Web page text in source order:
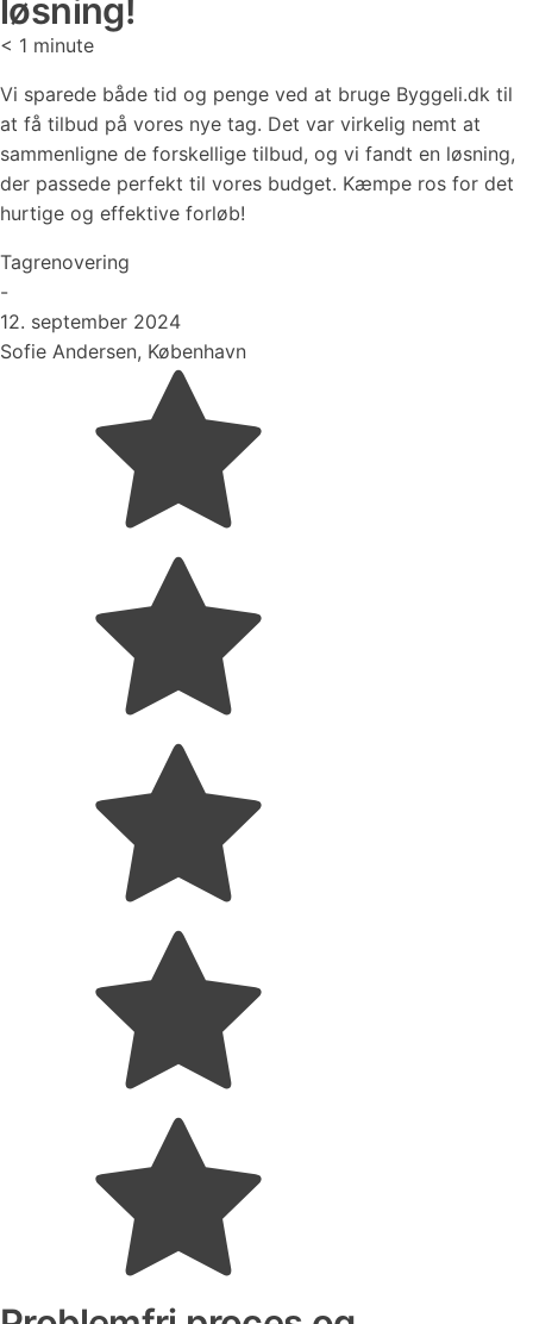
løsning!
< 1 minute
Vi sparede både tid og penge ved at bruge Byggeli.dk til
at få tilbud på vores nye tag. Det var virkelig nemt at
sammenligne de forskellige tilbud, og vi fandt en løsning,
der passede perfekt til vores budget. Kæmpe ros for det
hurtige og effektive forløb!
Tagrenovering
-
12. september 2024
Sofie Andersen, København